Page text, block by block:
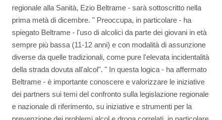
regionale alla Sanità, Ezio Beltrame - sarà sottoscritto nella
prima metà di dicembre. " Preoccupa, in particolare - ha
spiegato Beltrame - l'uso di alcolici da parte dei giovani in età
sempre più bassa (11-12 anni) e con modalità di assunzione
diverse da quelle tradizionali, come pure l'elevata incidentalità
della strada dovuta all'alcol". " In questa logica - ha affermato
Beltrame - è importante conoscere e valorizzare le iniziative
dei partners sui temi del confronto sulla legislazione regionale
e nazionale di riferimento, su iniziative e strumenti per la